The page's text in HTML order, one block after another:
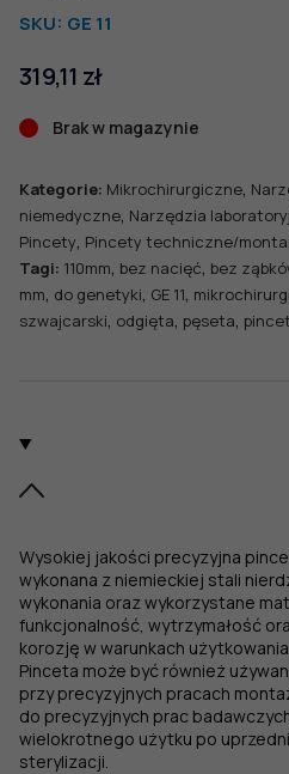
SKU: GE 11
319,11 zł
Brak w magazynie
Kategorie: Mikrochirurgiczne,
niemedyczne, Narzędzia
Pincety, Pincety techniczne/
Tagi: 110mm, bez nacięć, bez
mm, do genetyki, GE 11,
szwajcarski, odgięta, pęseta,
Wysokiej jakości precyzyjna
wykonana z niemieckiej stali
wykonania oraz wykorzystane
funkcjonalność, wytrzymałość
korozję w warunkach
Pinceta może być również
przy precyzyjnych pracach
do precyzyjnych prac
wielokrotnego użytku po
sterylizacji.